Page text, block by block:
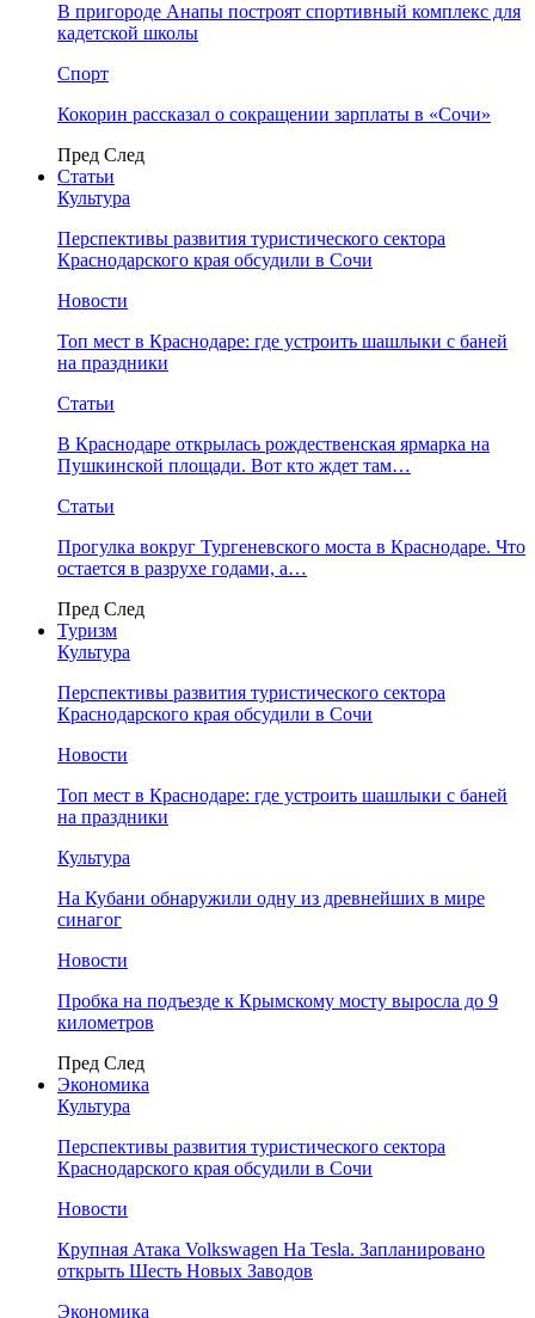
В пригороде Анапы построят спортивный комплекс для
кадетской школы
Спорт
Кокорин рассказал о сокращении зарплаты в «Сочи»
Пред След
Статьи
Культура
Перспективы развития туристического сектора
Краснодарского края обсудили в Сочи
Новости
Топ мест в Краснодаре: где устроить шашлыки с баней
на праздники
Статьи
В Краснодаре открылась рождественская ярмарка на
Пушкинской площади. Вот кто ждет там…
Статьи
Прогулка вокруг Тургеневского моста в Краснодаре. Что
остается в разрухе годами, а…
Пред След
Туризм
Культура
Перспективы развития туристического сектора
Краснодарского края обсудили в Сочи
Новости
Топ мест в Краснодаре: где устроить шашлыки с баней
на праздники
Культура
На Кубани обнаружили одну из древнейших в мире
синагог
Новости
Пробка на подъезде к Крымскому мосту выросла до 9
километров
Пред След
Экономика
Культура
Перспективы развития туристического сектора
Краснодарского края обсудили в Сочи
Новости
Крупная Атака Volkswagen На Tesla. Запланировано
открыть Шесть Новых Заводов
Экономика